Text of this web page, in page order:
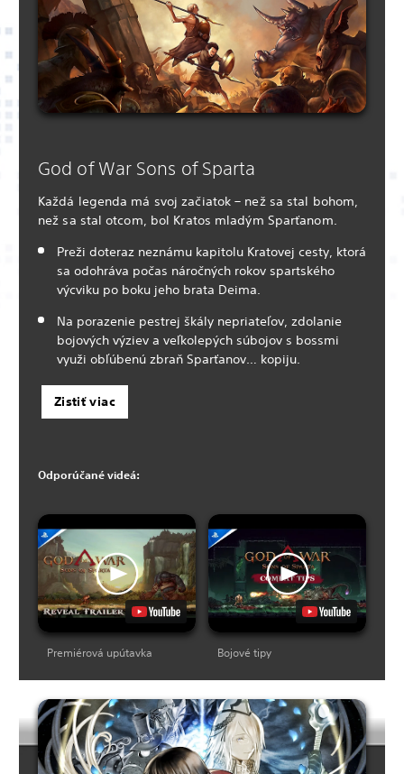
God of War Sons of Sparta
Každá legenda má svoj začiatok – než sa stal bohom,
než sa stal otcom, bol Kratos mladým Sparťanom.
Preži doteraz neznámu kapitolu Kratovej cesty, ktorá
sa odohráva počas náročných rokov spartského
výcviku po boku jeho brata Deima.
Na porazenie pestrej škály nepriateľov, zdolanie
bojových výziev a veľkolepých súbojov s bossmi
využi obľúbenú zbraň Sparťanov… kopiju.
Zistiť viac
Odporúčané videá:
Premiérová upútavka Bojové tipy